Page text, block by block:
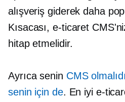
alışveriş giderek daha
Kısacası, e-ticaret
hitap etmelidir.
Ayrıca senin CMS
senin için de. En iyi e-